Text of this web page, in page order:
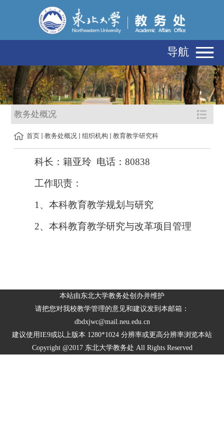
导航
教务处概况
首页 教务处概况 组织机构 教育教学研究科
科长： 籍亚玲 电话：80838
工作职责：
1、本科教育教学规划与研究
2、本科教育教学研究与改革项目管理
本站由东北大学教务处创办并维护
请把您对我校教学管理的意见和建议发到本邮箱：
dbdxjwc@mail.neu.edu.cn
建议使用IE9或以上版本 1280*1024 分辨率或更高分辨率浏览本站
Copyright @2017 东北大学教务处 All Rights Reserved